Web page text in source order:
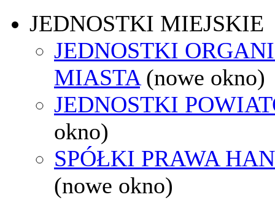
JEDNOSTKI MIEJSKIE
JEDNOSTKI
MIASTA (nowe okno)
JEDNOSTKI
okno)
SPÓŁKI PRAWA
(nowe okno)